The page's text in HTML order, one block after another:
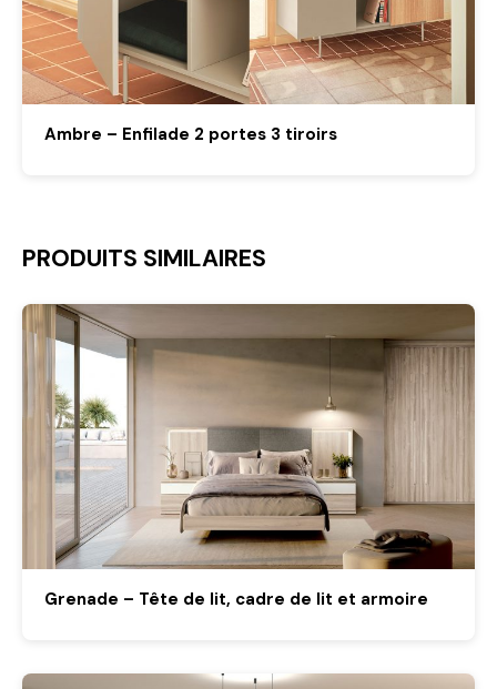
Ambre – Enfilade 2 portes 3 tiroirs
PRODUITS SIMILAIRES
Grenade – Tête de lit, cadre de lit et armoire